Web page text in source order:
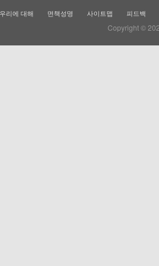
우리에 대해 면책성명 사이트맵 피드백
Copyright ©